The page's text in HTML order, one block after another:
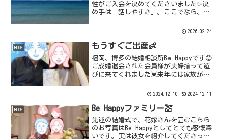
性がご入会を決めてくださいました✨決
め手は「話しやすさ」。ここでなら、相
くださったそうです🥹婚活は、思い通り
あります。そんな時、ひ...
2026.02.24
BLOG もうすぐご出産👶
福岡、博多の結婚相談所Be Happyです😊
ご成婚退会された会員様が夫婦揃って遊
びに来てくれました💓来年には家族が増
泉旅館へ♨️次に夫婦だけで旅行に行ける
のはいつになるかな🤗そんな思いもあっ
て素敵な思い出...
2024.12.10 2024.12.11
BLOG Be Happyファミリー💒
先述の結婚式で、花嫁さんを囲むこちら
のお写真はBe Happyとしてとても感慨深
いです。実は彼女を紹介してくださった